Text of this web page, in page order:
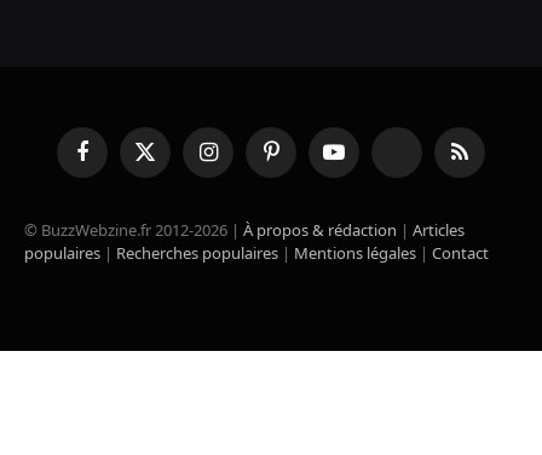
FacebookX
(Twitter)
InstagramPinterestYouTube TikTok RSS
© BuzzWebzine.fr 2012-2026 | À propos & rédaction | Articles
populaires | Recherches populaires | Mentions légales | Contact